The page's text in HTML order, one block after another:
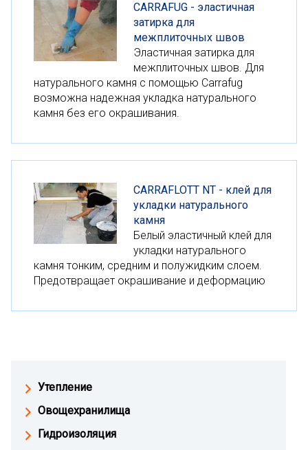
Утепление
Овощехранилища
Гидроизоляция
СARRAFUG - эластичная
затирка для
межплиточных швов
Эластичная затирка для
межплиточных швов. Для
натурального камня с помощью Carrafug
возможна надежная укладка натурального
камня без его окрашивания.
СARRAFLOTT NT - клей для
укладки натурального
камня
Белый эластичный клей для
укладки натурального
камня тонким, средним и полужидким слоем.
Предотвращает окрашивание и деформацию